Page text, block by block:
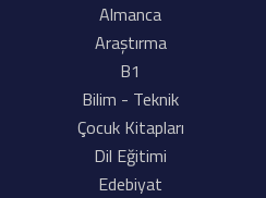
Almanca
Araştırma
B1
Bilim - Teknik
Çocuk Kitapları
Dil Eğitimi
Edebiyat